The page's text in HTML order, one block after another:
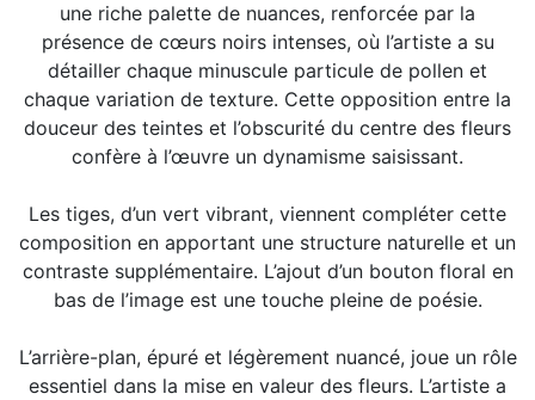
une riche palette de nuances, renforcée par la
présence de cœurs noirs intenses, où l’artiste a su
détailler chaque minuscule particule de pollen et
chaque variation de texture. Cette opposition entre la
douceur des teintes et l’obscurité du centre des fleurs
confère à l’œuvre un dynamisme saisissant.
Les tiges, d’un vert vibrant, viennent compléter cette
composition en apportant une structure naturelle et un
contraste supplémentaire. L’ajout d’un bouton floral en
bas de l’image est une touche pleine de poésie.
L’arrière-plan, épuré et légèrement nuancé, joue un rôle
essentiel dans la mise en valeur des fleurs. L’artiste a